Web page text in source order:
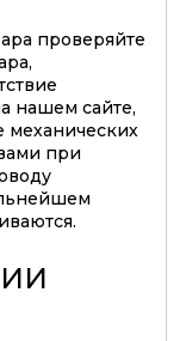
проверяйте
нашем сайте,
механических
при